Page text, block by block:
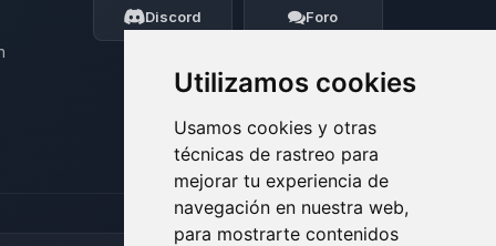
Utilizamos cookies
Usamos cookies y otras
técnicas de rastreo para
mejorar tu experiencia de
navegación en nuestra web,
para mostrarte contenidos
Discord Foro
ayudarte.
06/08/2026 06:05